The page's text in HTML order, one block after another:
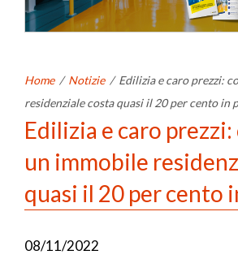
Home / Notizie / Edilizia e caro prezzi:
residenziale costa quasi il 20 per cento in
Edilizia e caro
un immobile
quasi il 20 per cento
08/11/2022